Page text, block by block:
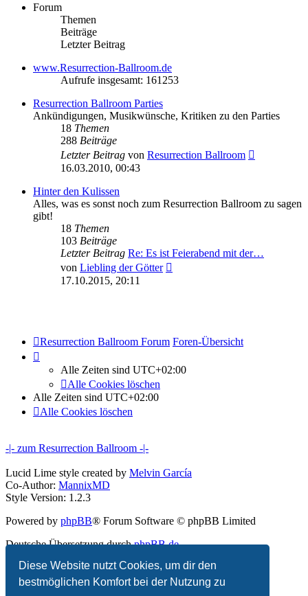
Diese Website nutzt Cookies, um dir den
bestmöglichen Komfort bei der Nutzung zu
Forum
Themen
Beiträge
Letzter Beitrag
www.Resurrection-Ballroom.de
Aufrufe insgesamt: 161253
Resurrection Ballroom Parties
Ankündigungen, Musikwünsche, Kritiken zu den Parties
18 Themen
288 Beiträge
Letzter Beitrag von Resurrection Ballroom
16.03.2010, 00:43
Hinter den Kulissen
Alles, was es sonst noch zum Resurrection Ballroom zu sagen
gibt!
18 Themen
103 Beiträge
Letzter Beitrag Re: Es ist Feierabend mit der…
von Liebling der Götter
17.10.2015, 20:11
Resurrection Ballroom Forum Foren-Übersicht
Alle Zeiten sind UTC+02:00
Alle Cookies löschen
Alle Zeiten sind UTC+02:00
Alle Cookies löschen
-|- zum Resurrection Ballroom -|-
Lucid Lime style created by Melvin García
Co-Author: MannixMD
Style Version: 1.2.3
Powered by phpBB® Forum Software © phpBB Limited
Deutsche Übersetzung durchphpBB.de
Datenschutz |Nutzungsbedingungen